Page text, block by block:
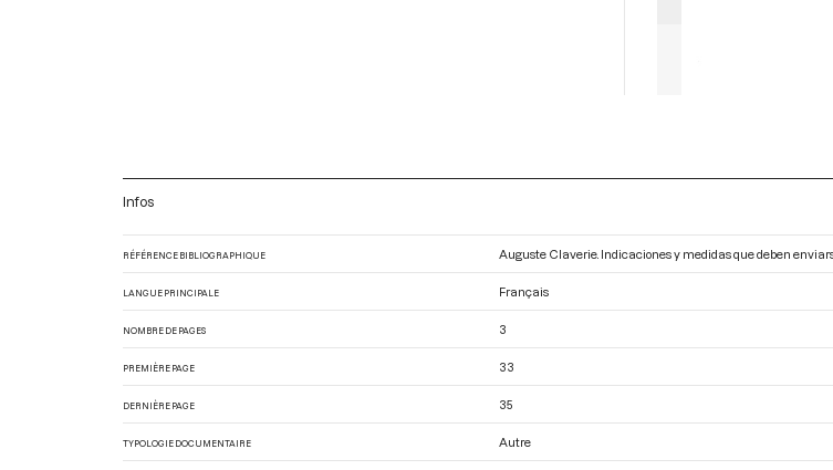
Infos
RÉFÉRENCE BIBLIOGRAPHIQUE Auguste Claverie. Indicaciones y medidas que deben
LANGUE PRINCIPALE Français
NOMBRE DE PAGES 3
PREMIÈRE PAGE 33
DERNIÈRE PAGE 35
TYPOLOGIE DOCUMENTAIRE Autre